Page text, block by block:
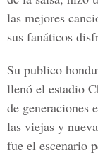
las mejores
sus fanáticos
Su publico
llenó el estadio
de generaciones
las viejas y
fue el escenario